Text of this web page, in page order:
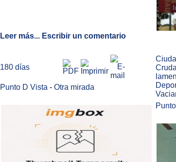
Leer más... Escribir un comentario
180 días
Punto D Vista - Otra mirada